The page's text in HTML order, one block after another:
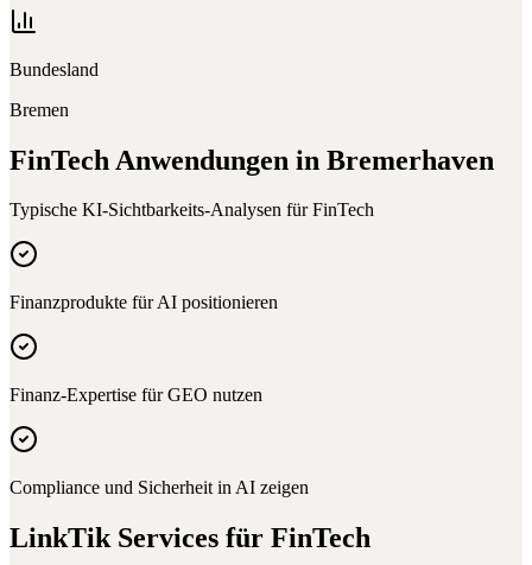
Bundesland
Bremen
FinTech Anwendungen in Bremerhaven
Typische KI-Sichtbarkeits-Analysen fürFinTech
Finanzprodukte für AI positionieren
Finanz-Expertise für GEO nutzen
Compliance und Sicherheit in AI zeigen
LinkTik Services für FinTech